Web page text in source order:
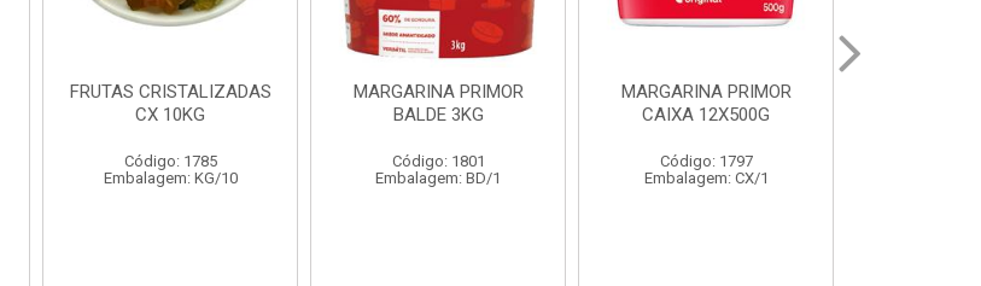
MARGARINA PRIMOR
BALDE 3KG
Código: 1801
Embalagem: BD/1
MARGARINA PRIMOR
CAIXA 12X500G
Código: 1797
Embalagem: CX/1
MARGARINA PRIMOR CX
24X250G
Código: 1921
Embalagem: CX/1